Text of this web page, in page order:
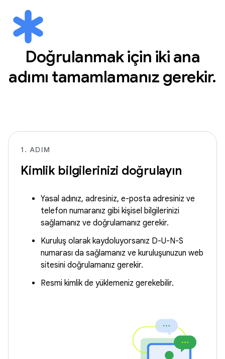
Doğrulanmak için iki ana
adımı tamamlamanız gerekir.
1. ADIM
Kimlik bilgilerinizi doğrulayın
Yasal adınız, adresiniz, e-posta adresiniz ve
telefon numaranız gibi kişisel bilgilerinizi
sağlamanız ve doğrulamanız gerekir.
Kuruluş olarak kaydoluyorsanız D-U-N-S
numarası da sağlamanız ve kuruluşunuzun web
sitesini doğrulamanız gerekir.
Resmi kimlik de yüklemeniz gerekebilir.